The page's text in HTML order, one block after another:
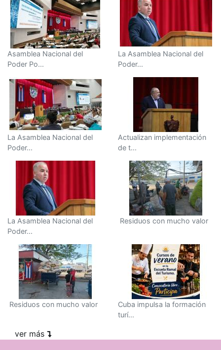
Asamblea Nacional del
Poder Po...
La Asamblea Nacional del
Poder...
La Asamblea Nacional del
Poder...
Actualizan implementación
de t...
La Asamblea Nacional del
Poder...
Residuos con mucho valor
Residuos con mucho valor
Cuba impulsa la formación
turí...
ver más